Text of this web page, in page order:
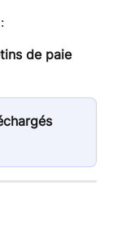
de paie